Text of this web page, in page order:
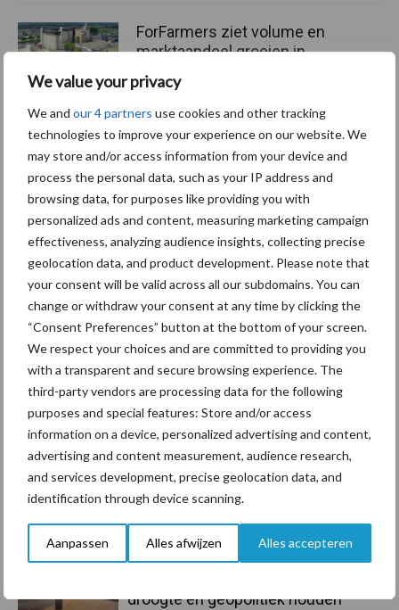
We value your privacy
We and our 4 partners use cookies and other tracking
technologies to improve your experience on our website. We
may store and/or access information from your device and
process the personal data, such as your IP address and
browsing data, for purposes like providing you with
personalized ads and content, measuring marketing campaign
effectiveness, analyzing audience insights, collecting precise
geolocation data, and product development. Please note that
your consent will be valid across all our subdomains. You can
change or withdraw your consent at any time by clicking the
“Consent Preferences” button at the bottom of your screen.
We respect your choices and are committed to providing you
with a transparent and secure browsing experience. The
third-party vendors are processing data for the following
purposes and special features: Store and/or access
information on a device, personalized advertising and content,
advertising and content measurement, audience research,
and services development, precise geolocation data, and
identification through device scanning.
Aanpassen Alles afwijzen Alles accepteren
Sidebar
Recent nieuws Partner nieuws
droogte en geopolitiek houden
ForFarmers ziet volume en
marktaandeel groeien in
krimpende Nederlandse
markt
Themapagina's
Diergezondheid Bemesting Fokkerij
Bedrijfsnieuws
Ligbox &
Voerhekken
Toon meer